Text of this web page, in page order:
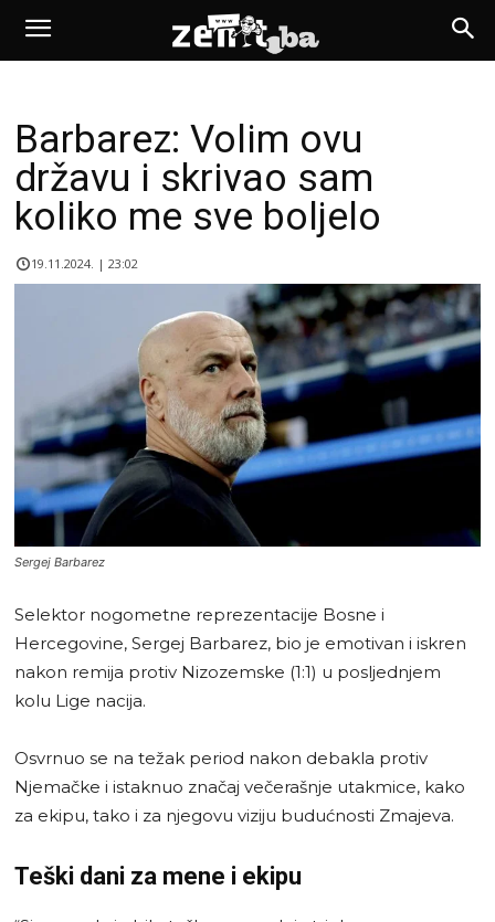
Barbarez: Volim ovu
državu i skrivao sam
koliko me sve boljelo
19.11.2024. | 23:02
Sergej Barbarez
Selektor nogometne reprezentacije Bosne i
Hercegovine, Sergej Barbarez, bio je emotivan i iskren
nakon remija protiv Nizozemske (1:1) u posljednjem
kolu Lige nacija.
Osvrnuo se na težak period nakon debakla protiv
Njemačke i istaknuo značaj večerašnje utakmice, kako
za ekipu, tako i za njegovu viziju budućnosti Zmajeva.
Teški dani za mene i ekipu